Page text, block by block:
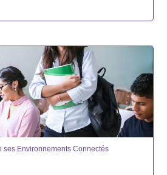
ses Environnements Connectés